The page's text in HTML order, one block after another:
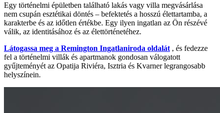
Egy történelmi épületben található lakás vagy villa megvásárlása
nem csupán esztétikai döntés – befektetés a hosszú élettartamba, a
karakterbe és az időtlen értékbe. Egy ilyen ingatlan az Ön részévé
válik, az identitásához és az élettörténetéhez.
Látogassa meg a Remington Ingatlaniroda oldalát , és fedezze
fel a történelmi villák és apartmanok gondosan válogatott
gyűjteményét az Opatija Riviéra, Isztria és Kvarner legrangosabb
helyszínein.